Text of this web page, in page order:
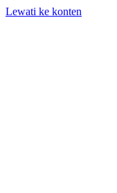
Lewati ke konten